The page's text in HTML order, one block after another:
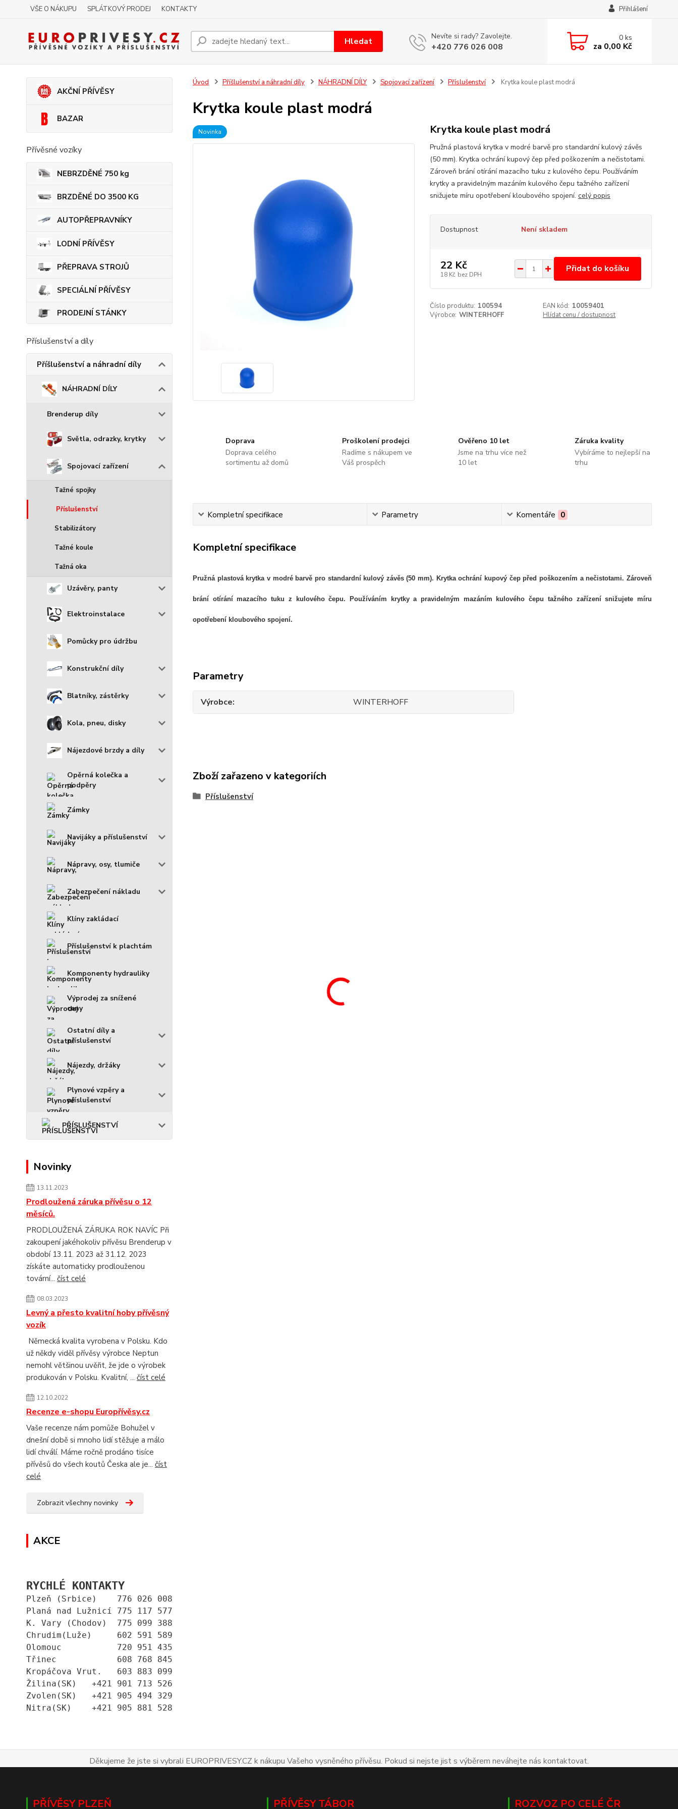
VŠE O NÁKUPU SPLÁTKOVÝ PRODEJ KONTAKTY Přihlášení
Hledat Nevíte si rady? Zavolejte.
+420 776 026 008
0ks
za 0,00 Kč
AKČNÍ PŘÍVĚSY
BAZAR
Přívěsné vozíky
NEBRZDĚNÉ 750 kg
BRZDĚNÉ DO 3500 KG
AUTOPŘEPRAVNÍKY
LODNÍ PŘÍVĚSY
PŘEPRAVA STROJŮ
SPECIÁLNÍ PŘÍVĚSY
PRODEJNÍ STÁNKY
Příslušenství a díly
Příšlušenství a náhradní díly
NÁHRADNÍ DÍLY
Brenderup díly
Světla, odrazky, krytky
Spojovací zařízení
Tažné spojky
Příslušenství
Stabilizátory
Tažné koule
Tažná oka
Uzávěry, panty
Elektroinstalace
Pomůcky pro údržbu
Konstrukční díly
Blatníky, zástěrky
Kola, pneu, disky
Nájezdové brzdy a díly
Opěrná kolečka a
podpěry
Zámky
Navijáky a příslušenství
Nápravy, osy, tlumiče
Zabezpečení nákladu
Klíny zakládací
Příslušenství k plachtám
Komponenty hydrauliky
Výprodej za snížené
ceny
Ostatní díly a
příslušenství
Nájezdy, držáky
Plynové vzpěry a
příslušenství
PŘÍSLUŠENSTVÍ
Novinky
13.11.2023
Prodloužená záruka přívěsu o 12
měsíců.
PRODLOUŽENÁ ZÁRUKA ROK NAVÍC Při
zakoupení jakéhokoliv přívěsu Brenderup v
období 13.11. 2023 až 31.12. 2023
získáte automaticky prodlouženou
tovární... číst celé
08.03.2023
Levný a přesto kvalitní hoby přívěsný
vozík
Německá kvalita vyrobena v Polsku. Kdo
už někdy viděl přívěsy výrobce Neptun
nemohl většinou uvěřit, že jde o výrobek
produkován v Polsku. Kvalitní, ... číst celé
12.10.2022
Recenze e-shopu Europřívěsy.cz
Vaše recenze nám pomůže Bohužel v
dnešní době si mnoho lidí stěžuje a málo
lidí chválí. Máme ročně prodáno tisíce
přívěsů do všech koutů Česka ale je... číst
celé
Zobrazit všechny novinky
AKCE
RYCHLÉ KONTAKTY
Plzeň (Srbice)    776 026 008
Planá nad Lužnicí 775 117 577
K. Vary (Chodov)  775 099 388
Chrudim(Luže)     602 591 589
Olomouc           720 951 435
Třinec            608 768 845
Kropáčova Vrut.   603 883 099
Žilina(SK)   +421 901 713 526
Zvolen(SK)   +421 905 494 329
Nitra(SK)    +421 905 881 528
Úvod Příšlušenství a náhradní díly NÁHRADNÍ DÍLY Spojovací zařízení Příslušenství Krytka koule plast modrá
Krytka koule plast modrá
Novinka Krytka koule plast modrá
Pružná plastová krytka v modré barvě pro standardní kulový závěs
(50 mm). Krytka ochrání kupový čep před poškozením a nečistotami.
Zároveň brání otírání mazacího tuku z kulového čepu. Používáním
krytky a pravidelným mazáním kulového čepu tažného zařízení
snižujete míru opotřebení kloubového spojení. celý popis
Dostupnost Není skladem
22 Kč
18 Kč bez DPH
Přidat do košíku
Číslo produktu: 100594 EAN kód: 10059401
Výrobce: WINTERHOFF Hlídat cenu / dostupnost
Doprava
Doprava celého
sortimentu až domů
Proškolení prodejci
Radíme s nákupem ve
Váš prospěch
Ověřeno 10 let
Jsme na trhu více než
10 let
Záruka kvality
Vybíráme to nejlepší na
trhu
Kompletní specifikace Parametry Komentáře 0
Kompletní specifikace
Pružná plastová krytka v modré barvě pro standardní kulový závěs (50 mm). Krytka ochrání kupový čeppřed poškozením a nečistotami. Zároveň
brání otírání mazacího tuku z kulového čepu. Používáním krytky a pravidelným mazáním kulového čepu tažného zařízení snižujete míru
opotřebení kloubového spojení.
Parametry
Výrobce WINTERHOFF
Zboží zařazeno v kategoriích
Příslušenství
Děkujeme že jste si vybrali EUROPRIVESY.CZ k nákupu Vašeho vysněného přívěsu. Pokud si nejste jist s výběrem neváhejte nás kontaktovat.
PŘÍVĚSY PLZEŇ PŘÍVĚSY TÁBOR ROZVOZ PO CELÉ ČR